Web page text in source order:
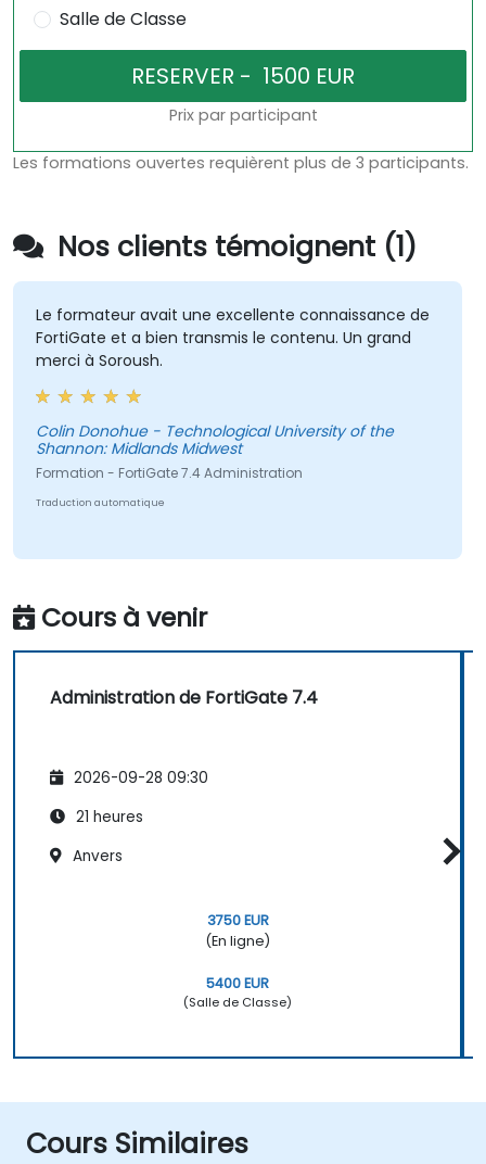
Salle de Classe
Prix par participant
Les formations ouvertes requièrent plus de 3 participants.
Nos clients témoignent (1)
Le formateur avait une excellente connaissance de
FortiGate et a bien transmis le contenu. Un grand
merci à Soroush.
Colin Donohue - Technological University of the
Shannon: Midlands Midwest
Formation - FortiGate 7.4 Administration
Traduction automatique
Cours à venir
Administration de FortiGate 7.4
2026-09-28 09:30
21 heures
Anvers
3750 EUR
(En ligne)
5400 EUR
(Salle de Classe)
Cours Similaires